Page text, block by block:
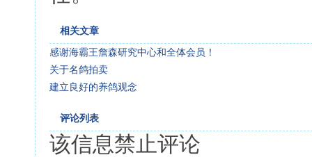
相关文章
感谢海霸王詹森研究中心和全体会员！
关于名鸽拍卖
建立良好的养鸽观念
评论列表
该信息禁止评论